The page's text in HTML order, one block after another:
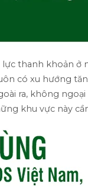
thanh khoản ở
có xu hướng
ra, không ngoại
khu vực này